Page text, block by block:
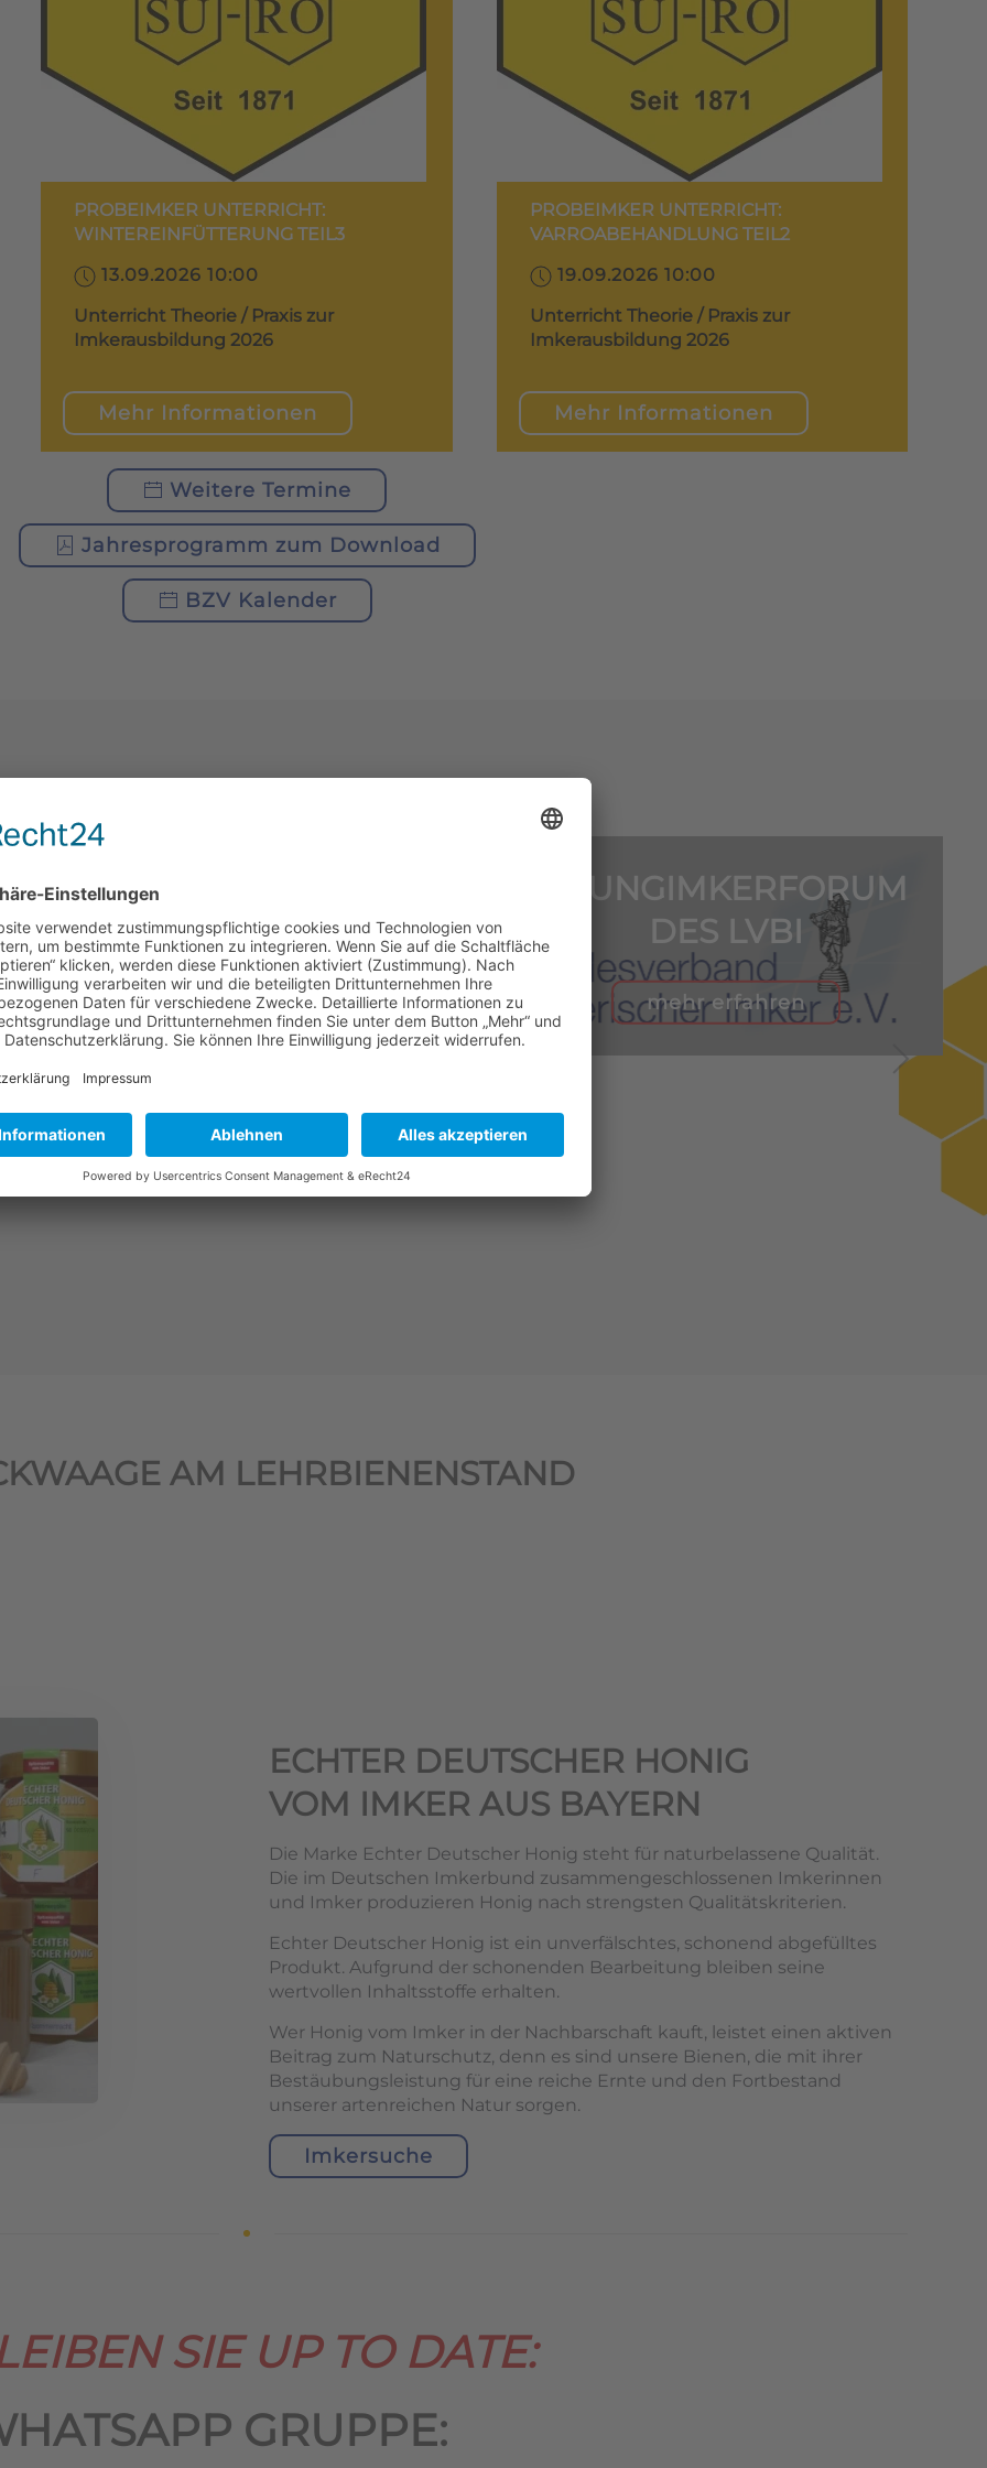
PROBEIMKER UNTERRICHT:
WINTEREINFÜTTERUNG TEIL3
13.09.2026 10:00
Unterricht Theorie / Praxis zur
Imkerausbildung 2026
Mehr Informationen
PROBEIMKER UNTERRICHT:
VARROABEHANDLUNG TEIL2
19.09.2026 10:00
Unterricht Theorie / Praxis zur
Imkerausbildung 2026
Mehr Informationen
Weitere Termine
Jahresprogramm zum Download
BZV Kalender
1. PROBEIMKERTAG
2026
mehr erfahren
1. JUNGIMKERFORUM
DES LVBI
mehr erfahren
AM LEHRBIENENSTAND
ECHTER DEUTSCHER HONIG
VOM IMKER AUS BAYERN
Die Marke Echter Deutscher Honig steht für naturbelassene Qualität.
Die im Deutschen Imkerbund zusammengeschlossenen Imkerinnen
und Imker produzieren Honig nach strengsten Qualitätskriterien.
Echter Deutscher Honig ist ein unverfälschtes, schonend abgefülltes
Produkt. Aufgrund der schonenden Bearbeitung bleiben seine
wertvollen Inhaltsstoffe erhalten.
Wer Honig vom Imker in der Nachbarschaft kauft, leistet einen aktiven
Beitrag zum Naturschutz, denn es sind unsere Bienen, die mit ihrer
Bestäubungsleistung für eine reiche Ernte und den Fortbestand
unserer artenreichen Natur sorgen.
Imkersuche
SIE UP TO DATE:
GRUPPE: